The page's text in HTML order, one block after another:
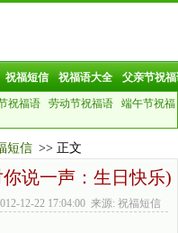
祝福短信 祝福语大全 父亲节祝
祝福语 劳动节祝福语
端午节祝福
短信 >> 正文
说一声：生日快乐)
12-22 17:04:00 来源: 祝福短信